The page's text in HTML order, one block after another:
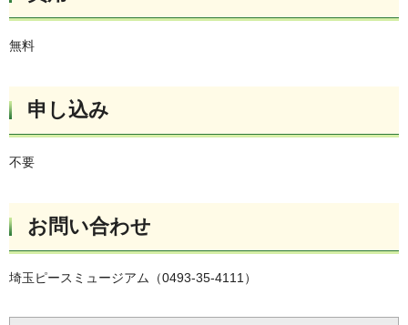
無料
申し込み
不要
お問い合わせ
埼玉ピースミュージアム（0493-35-4111）